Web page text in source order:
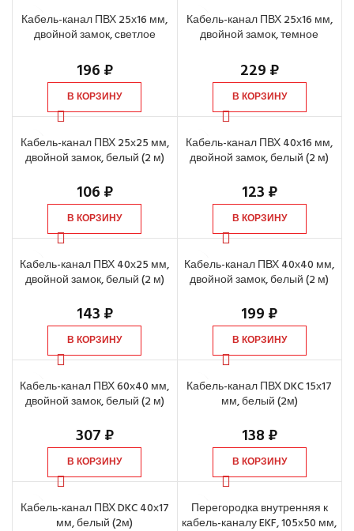
Кабель-канал ПВХ 25х16 мм,
двойной замок, светлое
196₽
В КОРЗИНУ
Кабель-канал ПВХ 25х16 мм,
двойной замок, темное
229₽
В КОРЗИНУ
Кабель-канал ПВХ 25х25 мм,
двойной замок, белый (2 м)
106₽
В КОРЗИНУ
Кабель-канал ПВХ 40х16 мм,
двойной замок, белый (2 м)
123₽
В КОРЗИНУ
Кабель-канал ПВХ 40х25 мм,
двойной замок, белый (2 м)
143₽
В КОРЗИНУ
Кабель-канал ПВХ 40х40 мм,
двойной замок, белый (2 м)
199₽
В КОРЗИНУ
Кабель-канал ПВХ 60х40 мм,
двойной замок, белый (2 м)
307₽
В КОРЗИНУ
Кабель-канал ПВХ DKC 15х17
мм, белый (2м)
138₽
В КОРЗИНУ
Кабель-канал ПВХ DKC 40х17
мм, белый (2м)
Перегородка внутренняя к
кабель-каналу EKF, 105х50 мм,